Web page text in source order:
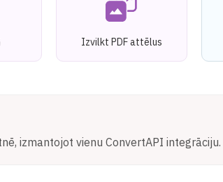
Izvilkt PDF attēlus
izmantojot vienu ConvertAPI integrāciju.